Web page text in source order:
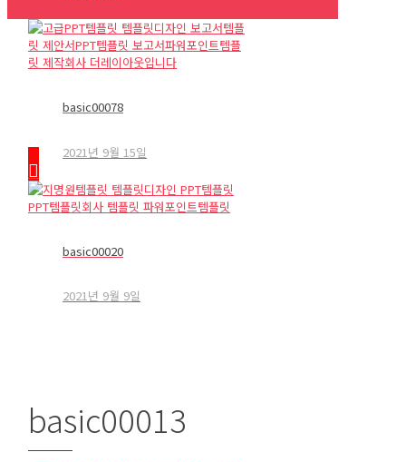
5.00개 고객 평가를 기준으로 5점 만점에
점으로 평가됨
11,000
제품의 특징
부족한 페이지는[다이어그램템플릿]에서
PPT 데이타를 필요한 부분만을 골라 구매